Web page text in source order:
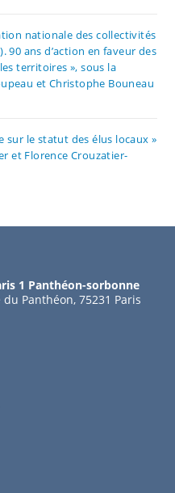
nationale des collectivités
90 ans d’action en faveur des
territoires », sous la
et Christophe Bouneau
sur le statut des élus locaux »
et Florence Crouzatier-
1 Panthéon-sorbonne
Panthéon, 75231 Paris